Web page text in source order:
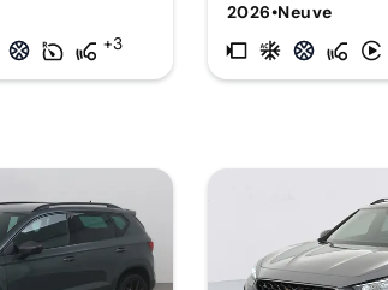
+3
2026•Neuve